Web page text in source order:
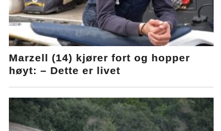
Marzell (14) kjører fort og hopper
høyt: – Dette er livet